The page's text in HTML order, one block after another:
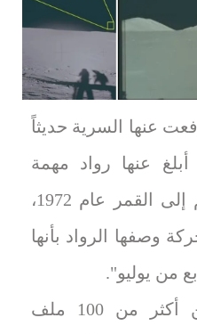
عنها السرية حديثاً
عنها رواد مهمة
"أبولو 17" خلال رحلتهم إلى القمر عام 1972،
وصفها الرواد بأنها
من يوليو".
وجاءت التفاصيل ضمن أكثر من 100 ملف